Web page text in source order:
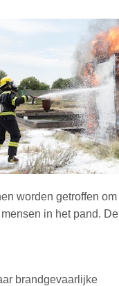
worden getroffen om
in het pand. De
brandgevaarlijke